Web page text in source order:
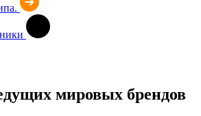
мировых брендов